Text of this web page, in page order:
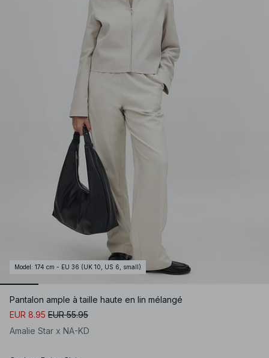
Model : 174 cm - EU 36 (UK 10, US 6, small)
Pantalon ample à taille haute en lin mélangé
EUR 8.95 EUR 55.95
Amalie Star x NA-KD